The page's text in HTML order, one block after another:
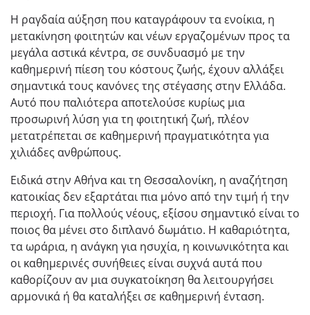
Η ραγδαία αύξηση που καταγράφουν τα ενοίκια, η
μετακίνηση φοιτητών και νέων εργαζομένων προς τα
μεγάλα αστικά κέντρα, σε συνδυασμό με την
καθημερινή πίεση του κόστους ζωής, έχουν αλλάξει
σημαντικά τους κανόνες της στέγασης στην Ελλάδα.
Αυτό που παλιότερα αποτελούσε κυρίως μια
προσωρινή λύση για τη φοιτητική ζωή, πλέον
μετατρέπεται σε καθημερινή πραγματικότητα για
χιλιάδες ανθρώπους.
Ειδικά στην Αθήνα και τη Θεσσαλονίκη, η αναζήτηση
κατοικίας δεν εξαρτάται πια μόνο από την τιμή ή την
περιοχή. Για πολλούς νέους, εξίσου σημαντικό είναι το
ποιος θα μένει στο διπλανό δωμάτιο. Η καθαριότητα,
τα ωράρια, η ανάγκη για ησυχία, η κοινωνικότητα και
οι καθημερινές συνήθειες είναι συχνά αυτά που
καθορίζουν αν μια συγκατοίκηση θα λειτουργήσει
αρμονικά ή θα καταλήξει σε καθημερινή ένταση.